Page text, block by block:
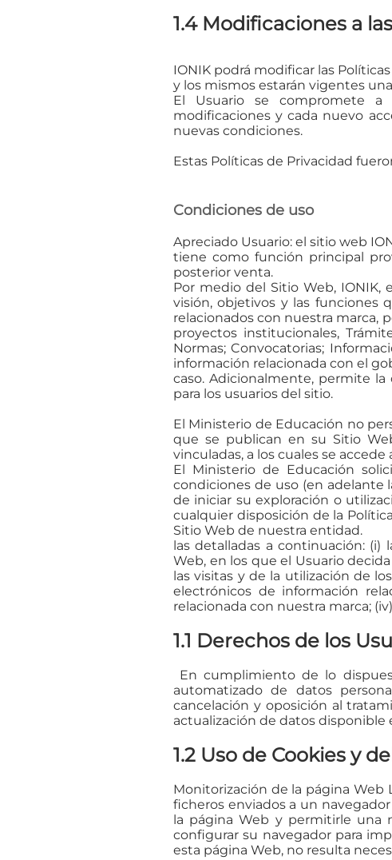
1.4 Modificaciones a
IONIK podrá modificar las
y los mismos estarán vigentes
El Usuario se compromete a
modificaciones y cada nuevo
nuevas condiciones.
Estas Políticas de Privacidad
Condiciones de uso
Apreciado Usuario: el sitio web
tiene como función principal
posterior venta.
Por medio del Sitio Web,
visión, objetivos y las funciones
relacionados con nuestra marca,
proyectos institucionales,
Normas; Convocatorias;
información relacionada con el
caso. Adicionalmente, permite
para los usuarios del sitio.
El Ministerio de Educación no
que se publican en su Sitio
vinculadas, a los cuales se accede
El Ministerio de Educación
condiciones de uso (en adelante
de iniciar su exploración o
cualquier disposición de la
Sitio Web de nuestra entidad.
las detalladas a continuación:
Web, en los que el Usuario
las visitas y de la utilización de
electrónicos de información
relacionada con nuestra marca;
1.1 Derechos de los
En cumplimiento de lo
automatizado de datos
cancelación y oposición al
actualización de datos disponible
1.2 Uso de Cookies y
Monitorización de la página Web
ficheros enviados a un
la página Web y permitirle una
configurar su navegador para
esta página Web, no resulta